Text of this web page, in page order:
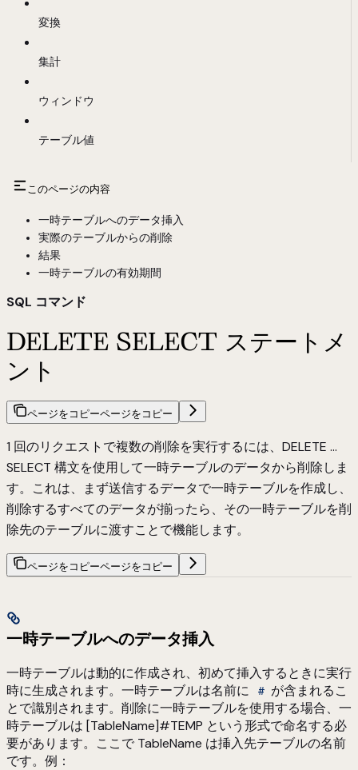
変換
集計
ウィンドウ
テーブル値
このページの内容
一時テーブルへのデータ挿入
実際のテーブルからの削除
結果
一時テーブルの有効期間
SQL コマンド
DELETE SELECT ステートメ
ント
ページをコピーページをコピー
1 回のリクエストで複数の削除を実行するには、DELETE …
SELECT 構文を使用して一時テーブルのデータから削除しま
す。これは、まず送信するデータで一時テーブルを作成し、
削除するすべてのデータが揃ったら、その一時テーブルを削
除先のテーブルに渡すことで機能します。
ページをコピーページをコピー
一時テーブルへのデータ挿入
一時テーブルは動的に作成され、初めて挿入するときに実行
時に生成されます。一時テーブルは名前に
# が含まれるこ
とで識別されます。削除に一時テーブルを使用する場合、一
時テーブルは [TableName]#TEMP という形式で命名する必
要があります。ここで TableName は挿入先テーブルの名前
です。例：